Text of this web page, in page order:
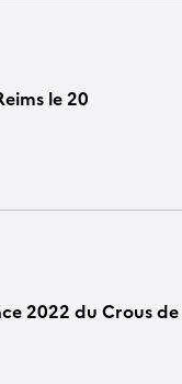
le 20
2022 du Crous de